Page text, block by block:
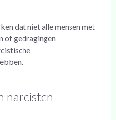
dat niet alle mensen met
of gedragingen
narcisten